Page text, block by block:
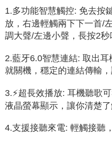
1.多功能智慧觸控: 免去按
放，右邊輕觸兩下下一首/
調大聲/左邊小聲，長按2秒
2.藍牙6.0智慧連結: 取出
就關機，穩定的連結傳輸
3.⚡超長效播放: 耳機聽歌
液晶螢幕顯示，讓你清楚
4.支援接聽來電: 輕觸接聽